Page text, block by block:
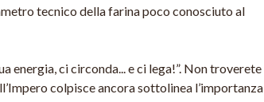
tecnico della farina poco conosciuto al
energia, ci circonda... e ci lega!”. Non troverete
colpisce ancora sottolinea l’importanza